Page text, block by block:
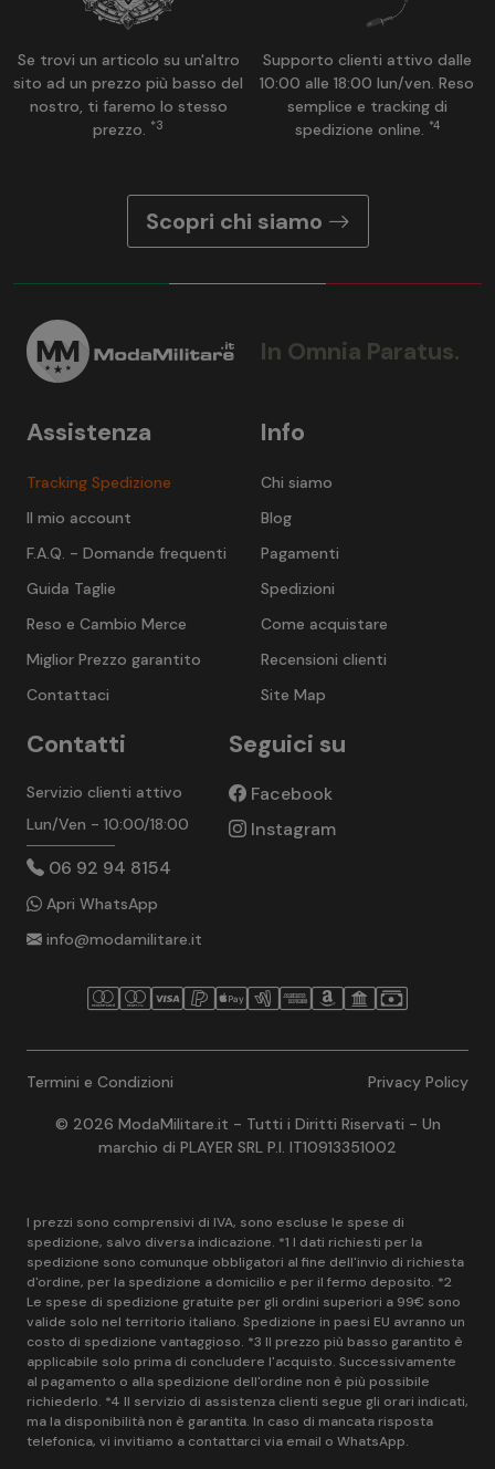
Se trovi un articolo su un'altro
sito ad un prezzo più basso del
nostro, ti faremo lo stesso
prezzo. *3
Supporto clienti attivo dalle
10:00 alle 18:00 lun/ven. Reso
semplice e tracking di
spedizione online. *4
Scopri chi siamo
In Omnia Paratus.
Info
Chi siamo
Blog
Pagamenti
Spedizioni
Come acquistare
Recensioni clienti
Site Map
Assistenza
Tracking Spedizione
Il mio account
F.A.Q. - Domande frequenti
Guida Taglie
Reso e Cambio Merce
Miglior Prezzo garantito
Contattaci
Contatti
Servizio clienti attivo
Lun/Ven - 10:00/18:00
06 92 94 8154
Apri WhatsApp
info@modamilitare.it
Seguici su
Facebook
Instagram
Termini e Condizioni Privacy Policy
© 2026 ModaMilitare.it - Tutti i Diritti Riservati - Un
marchio di PLAYER SRL P.I. IT10913351002
I prezzi sono comprensivi di IVA, sono escluse le spese di
spedizione, salvo diversa indicazione. *1 I dati richiesti per la
spedizione sono comunque obbligatori al fine dell'invio di richiesta
d'ordine, per la spedizione a domicilio e per il fermo deposito. *2
Le spese di spedizione gratuite per gli ordini superiori a 99€ sono
valide solo nel territorio italiano. Spedizione in paesi EU avranno un
costo di spedizione vantaggioso. *3 Il prezzo più basso garantito è
applicabile solo prima di concludere l'acquisto. Successivamente
al pagamento o alla spedizione dell'ordine non è più possibile
richiederlo. *4 Il servizio di assistenza clienti segue gli orari indicati,
ma la disponibilità non è garantita. In caso di mancata risposta
telefonica, vi invitiamo a contattarci via email o WhatsApp.